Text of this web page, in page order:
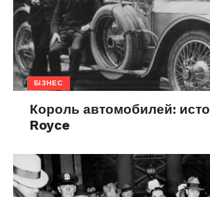
БІЗНЕС
Король автомобилей:
Royce